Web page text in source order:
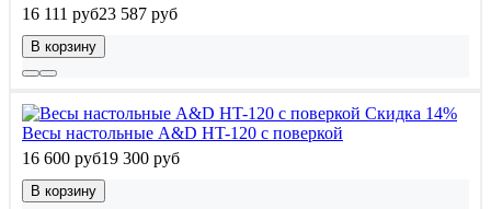
16 111 руб23 587 руб
В корзину
Скидка 14%
Весы настольные A&D HT-120 с поверкой
16 600 руб19 300 руб
В корзину